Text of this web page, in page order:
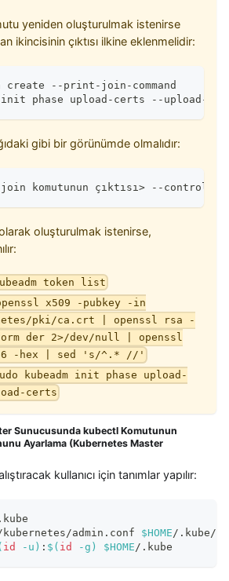
yeniden oluşturulmak istenirse
ikincisinin çıktısı ilkine eklenmelidir:
create --print-join-command
init phase upload-certs --upload-
gibi bir görünümde olmalıdır:
join komutunun çıktısı> --control-
oluşturulmak istenirse,
token list
x509 -pubkey -in
pki/ca.crt | openssl rsa -
der 2>/dev/null | openssl
-hex | sed 's/^.* //'
kubeadm init phase upload-
certs
Sunucusunda kubectl Komutunun
Ayarlama (Kubernetes Master
kullanıcı için tanımlar yapılır:
admin.conf $HOME /.kube/
id -u ) : $( id -g ) $HOME /.kube